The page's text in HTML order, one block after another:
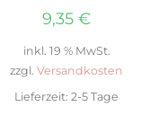
9,35 €
inkl. 19 % MwSt.
zzgl. Versandkosten
Lieferzeit: 2-5 Tage